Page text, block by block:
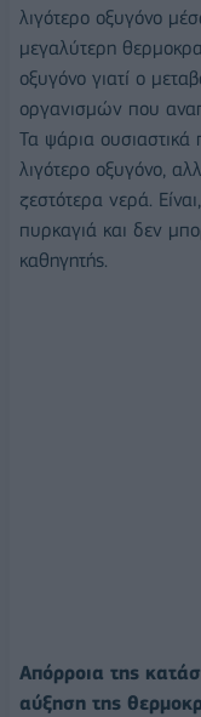
λιγότερο οξυγόνο
μεγαλύτερη
οξυγόνο γιατί ο
οργανισμών που
Τα ψάρια ουσιαστικά
λιγότερο οξυγόνο,
ζεστότερα νερά.
πυρκαγιά και δεν
καθηγητής.
Απόρροια της
αύξηση της